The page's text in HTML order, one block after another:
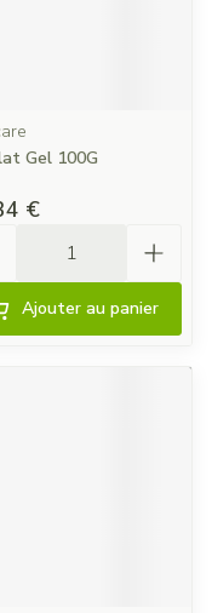
Gel 100G
€
Ajouter au panier